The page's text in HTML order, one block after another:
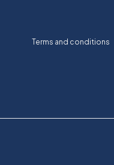
Terms and conditions